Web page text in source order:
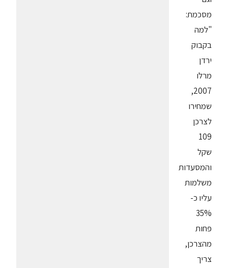
מסכמת:
"למה
בקבוק
ירדן
מרלו
2007,
שמחירו
לצרכן
109
שקל
והמסעדות
משלמות
עליו כ-
35%
פחות
מהצרכן,
צריך